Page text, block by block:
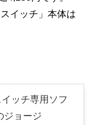
イッチ」本体は
イッチ専用ソフ
ジョージ